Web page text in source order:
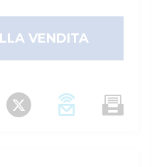
VENDITA